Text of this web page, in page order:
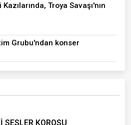
Troya Savaşı'nın
Grubu'ndan konser
SESLER KOROSU